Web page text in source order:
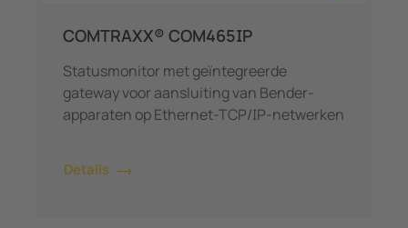
COMTRAXX® COM465IP
Statusmonitor met geïntegreerde
gateway voor aansluiting van Bender-
apparaten op Ethernet-TCP/IP-netwerken
Details